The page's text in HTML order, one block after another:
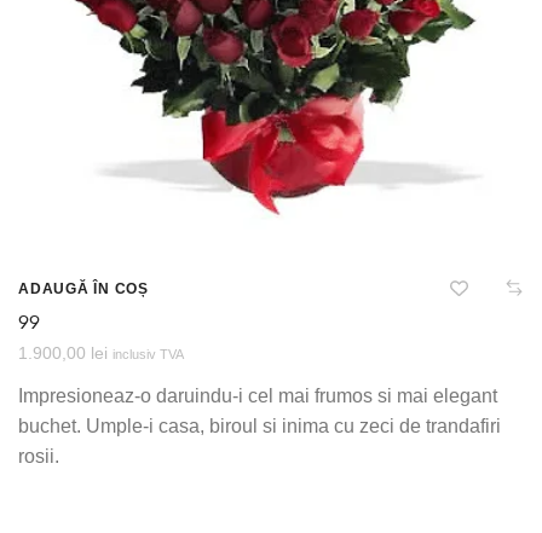
ADAUGĂ ÎN COȘ
99
1.900,00 lei inclusiv TVA
Impresioneaz-o daruindu-i cel mai frumos si mai elegant
buchet. Umple-i casa, biroul si inima cu zeci de trandafiri
rosii.